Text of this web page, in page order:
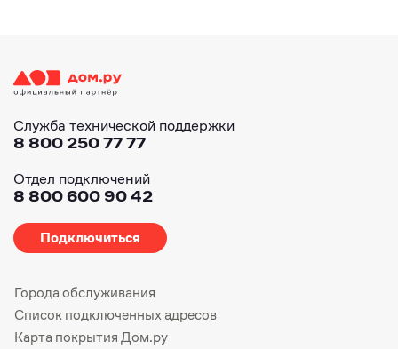
Служба технической поддержки
8 800 250 77 77
Отдел подключений
8 800 600 90 42
Подключиться
Города обслуживания
Список подключенных адресов
Карта покрытия Дом.ру